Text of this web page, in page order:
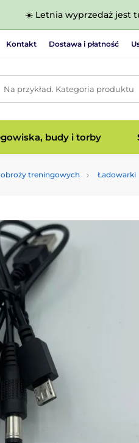
☀️ Letnia wyprzedaż jest
Kontakt Dostawa i płatność
Na przykład. Kategoria produktu
budy i torby
treningowych Ładowarki